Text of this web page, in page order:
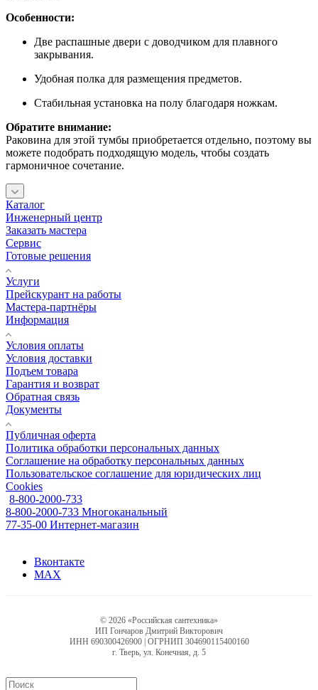
Особенности:
Две распашные двери с доводчиком для плавного
закрывания.
Удобная полка для размещения предметов.
Стабильная установка на полу благодаря ножкам.
Обратите внимание:
Раковина для этой тумбы приобретается отдельно, поэтому вы
можете подобрать подходящую модель, чтобы создать
гармоничное сочетание.
Каталог
Инженерный центр
Заказать мастера
Сервис
Готовые решения
Услуги
Прейскурант на работы
Мастера-партнёры
Информация
Условия оплаты
Условия доставки
Подъем товара
Гарантия и возврат
Обратная связь
Документы
Публичная оферта
Политика обработки персональных данных
Соглашение на обработку персональных данных
Пользовательское соглашение для юридических лиц
Cookies
8-800-2000-733
8-800-2000-733 Многоканальный
77-35-00 Интернет-магазин
Вконтакте
MAX
© 2026 «Российская сантехника»
ИП Гончаров Дмитрий Викторович
ИНН 690300426900 | ОГРНИП 304690115400160
г. Тверь, ул. Конечная, д. 5